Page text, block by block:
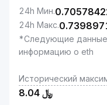
24h Мин.
24h Макс.
*Следующие
информацию о eth
Исторический
﷼ 8.04